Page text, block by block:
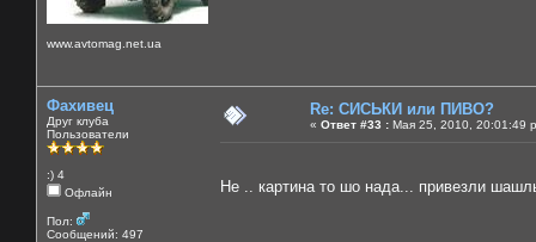
www.avtomag.net.ua
Фахивец
Друг клуба
Пользователи
:) 4
Офлайн
Пол:
Сообщений: 497
Re: СИСЬКИ или ПИВО?
« Ответ #33 : Мая 25, 2010, 20:01:49
Не .. картина то шо нада... привезли